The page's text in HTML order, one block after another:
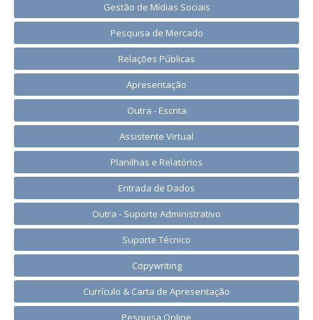
Gestão de Mídias Sociais
Pesquisa de Mercado
Relações Públicas
Apresentação
Outra - Escrita
Assistente Virtual
Planilhas e Relatórios
Entrada de Dados
Outra - Suporte Administrativo
Suporte Técnico
Copywriting
Currículo & Carta de Apresentação
Pesquisa Online